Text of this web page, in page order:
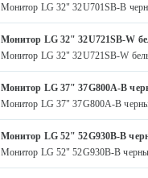
Монитор LG 32" 32U701SB-B
Монитор LG 32" 32U721SB-W
Монитор LG 32" 32U721SB-W
Монитор LG 37" 37G800A-B
Монитор LG 37" 37G800A-B
Монитор LG 52" 52G930B-B
Монитор LG 52" 52G930B-B